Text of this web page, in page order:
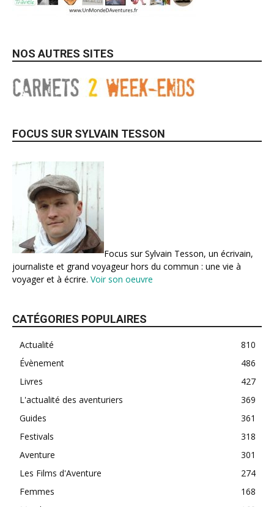
NOS AUTRES SITES
FOCUS SUR SYLVAIN TESSON
Focus sur Sylvain Tesson, un écrivain,
journaliste et grand voyageur hors du commun : une vie à
voyager et à écrire. Voir son oeuvre
CATÉGORIES POPULAIRES
Actualité
810
Évènement
486
Livres
427
L'actualité des aventuriers
369
Guides
361
Festivals
318
Aventure
301
Les Films d'Aventure
274
Femmes
168